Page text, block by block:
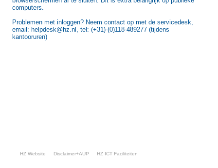
computers.
Problemen met inloggen? Neem contact op met de servicedesk,
email: helpdesk@hz.nl, tel: (+31)-(0)118-489277 (tijdens
kantooruren)
HZ Website Disclaimer+AUP HZ ICT Faciliteiten